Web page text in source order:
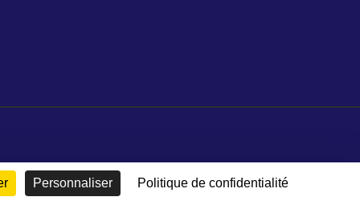
Personnaliser Politique de confidentialité